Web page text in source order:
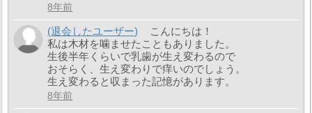
8年前
(退会したユーザー)
こんにちは！
私は木材を噛ませたこともありました。
生後半年くらいで乳歯が生え変わるので
おそらく、生え変わりで痒いのでしょう。
生え変わると収まった記憶があります。
8年前